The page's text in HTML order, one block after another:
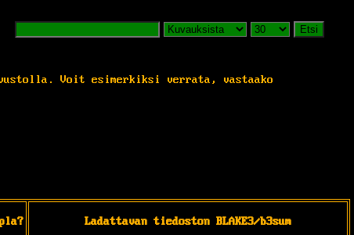
Etsi
Voit esimerkiksi verrata, vastaako
Ladattavan tiedoston BLAKE3/b3sum